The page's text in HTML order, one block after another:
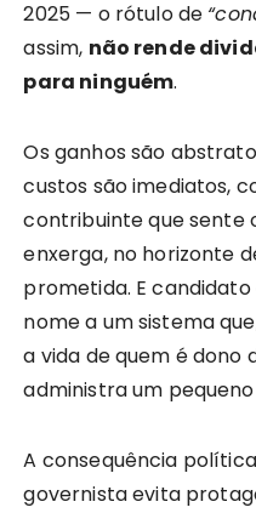
2025 — o rótulo de
assim, não rende
para ninguém.
Os ganhos são
custos são imediatos,
contribuinte que sente
enxerga, no horizonte
prometida. E
nome a um sistema
a vida de quem é dono
administra um
A consequência
governista evita